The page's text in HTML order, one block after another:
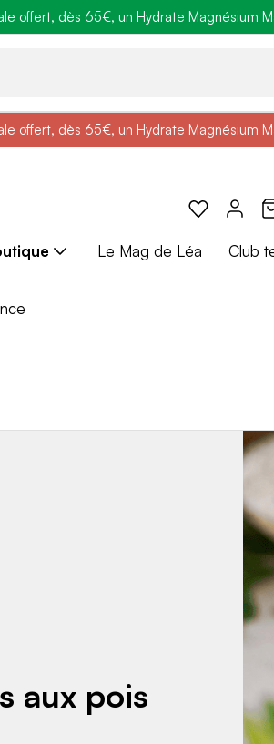
: Profitez de-25% + Livraison offerte
BRADERIE :-40% sur une
offert, dès 65€, un Hydrate Magnésium
: Profitez de-25% + Livraison offerte
Braderie :-40% sur une
offert, dès 65€, un Hydrate Magnésium
Le Mag de Léa
Club
aux pois